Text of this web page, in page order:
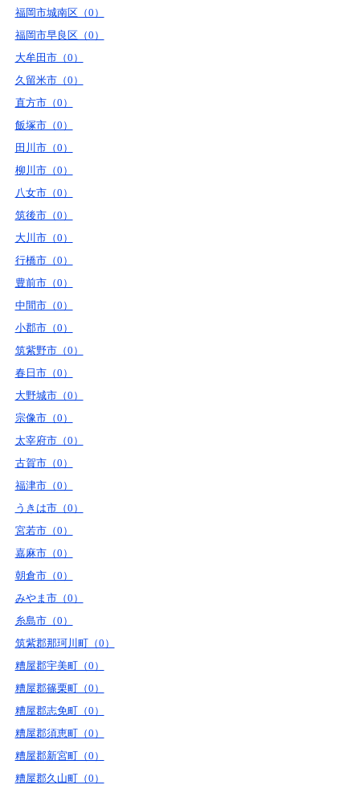
福岡市城南区（0）
福岡市早良区（0）
大牟田市（0）
久留米市（0）
直方市（0）
飯塚市（0）
田川市（0）
柳川市（0）
八女市（0）
筑後市（0）
大川市（0）
行橋市（0）
豊前市（0）
中間市（0）
小郡市（0）
筑紫野市（0）
春日市（0）
大野城市（0）
宗像市（0）
太宰府市（0）
古賀市（0）
福津市（0）
うきは市（0）
宮若市（0）
嘉麻市（0）
朝倉市（0）
みやま市（0）
糸島市（0）
筑紫郡那珂川町（0）
糟屋郡宇美町（0）
糟屋郡篠栗町（0）
糟屋郡志免町（0）
糟屋郡須恵町（0）
糟屋郡新宮町（0）
糟屋郡久山町（0）